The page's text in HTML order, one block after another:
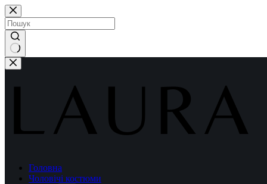
Перейти
до
вмісту
Немає
результатів
Головна
Чоловічі костюми